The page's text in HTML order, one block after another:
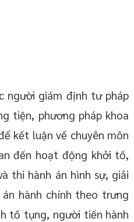
người giám định tư pháp
tiện, phương pháp khoa
kết luận về chuyên môn
đến hoạt động khởi tố,
thi hành án hình sự, giải
hành chính theo trưng
tố tụng, người tiến hành